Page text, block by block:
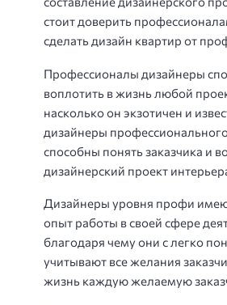
стоит доверить
сделать дизайн квартир от
Профессионалы дизайнеры
воплотить в жизнь любой
насколько он экзотичен и
дизайнеры
способны понять заказчика и
дизайнерский проект
Дизайнеры уровня профи
опыт работы в своей сфере
благодаря чему они с легко
учитывают все желания
жизнь каждую желаемую